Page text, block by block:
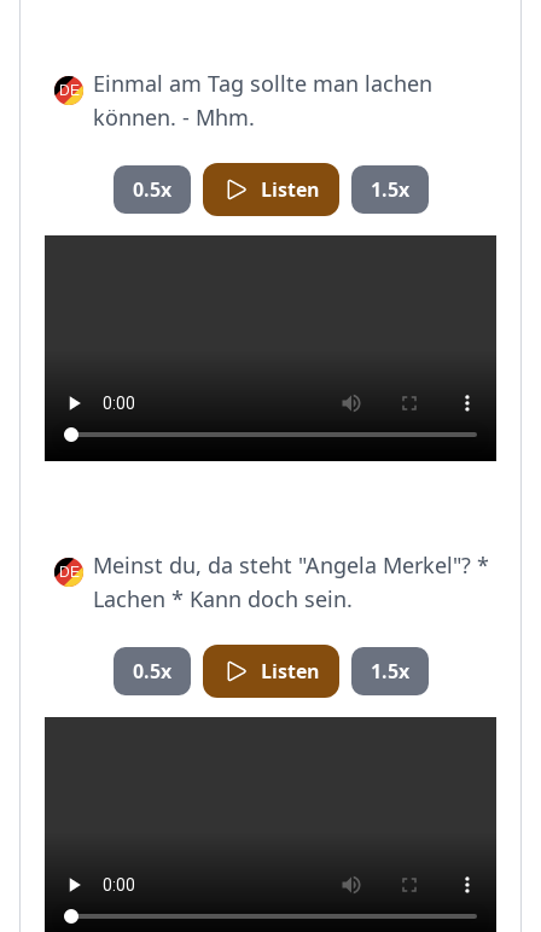
Einmal am Tag sollte man lachen
können. - Mhm.
0.5x Listen 1.5x
Meinst du, da steht "Angela Merkel"? *
Lachen * Kann doch sein.
0.5x Listen 1.5x